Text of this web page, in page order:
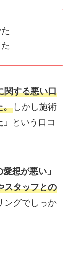
関する悪い口
。しかし施術
という口コ
愛想が悪い」
スタッフとの
ングでしっか